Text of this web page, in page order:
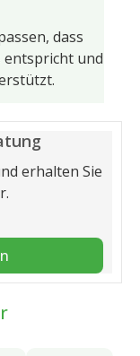
dass
entspricht und
erhalten Sie